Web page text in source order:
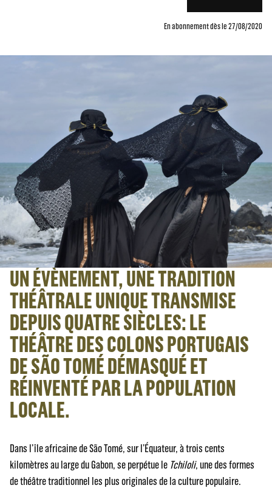
En abonnement dès le 27/08/2020
UN ÉVÈNEMENT, UNE TRADITION
THÉÂTRALE UNIQUE TRANSMISE
DEPUIS QUATRE SIÈCLES: LE
THÉÂTRE DES COLONS PORTUGAIS
DE SÃO TOMÉ DÉMASQUÉ ET
RÉINVENTÉ PAR LA POPULATION
LOCALE.
Dans l’île africaine de São Tomé, sur l’Équateur, à trois cents
kilomètres au large du Gabon, se perpétue le Tchiloli, une des formes
de théâtre traditionnel les plus originales de la culture populaire.